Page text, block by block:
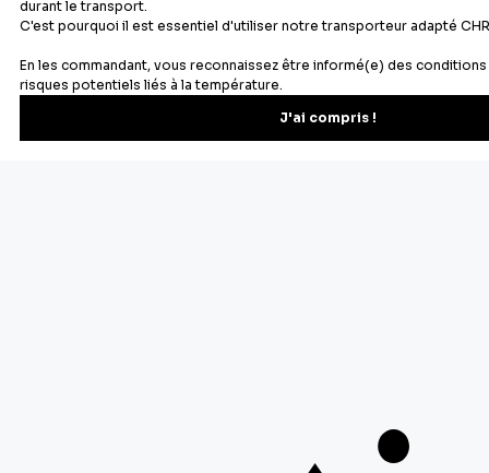
Recevez les recettes, astuces et offres spéciales.
S'inscrire
Vous pourrez vous désinscrire depuis votre espace client.